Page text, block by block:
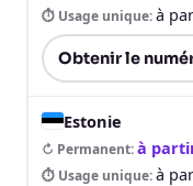
⏱ Usage unique:à
Obtenir le
Estonie
↻ Permanent:à
⏱ Usage unique:à